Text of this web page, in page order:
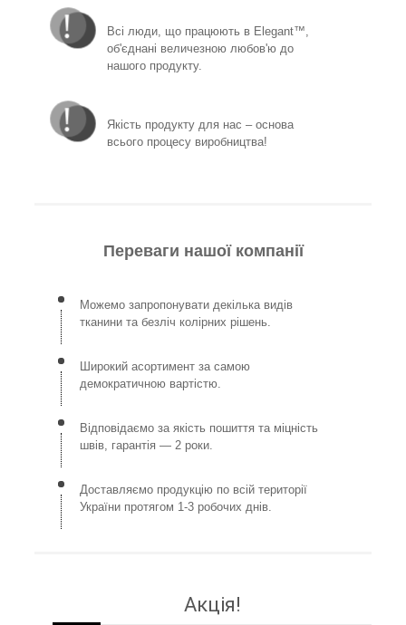
Всі люди, що працюють в Elegant™,
об'єднані величезною любов'ю до
нашого продукту.
Якість продукту для нас – основа
всього процесу виробництва!
Переваги нашої компанії
Можемо запропонувати декілька видів
тканини та безліч колірних рішень.
Широкий асортимент за самою
демократичною вартістю.
Відповідаємо за якість пошиття та міцність
швів, гарантія — 2 роки.
Доставляємо продукцію по всій території
України протягом 1-3 робочих днів.
Акція!